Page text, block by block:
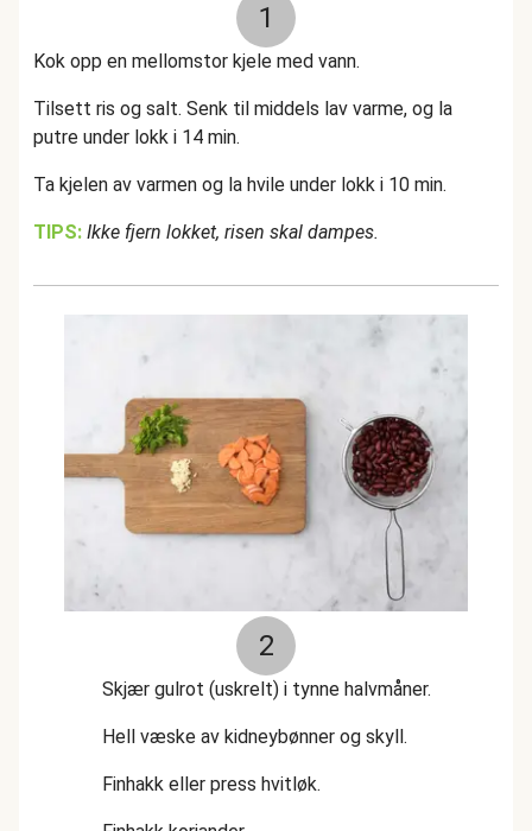
1
Kok opp en mellomstor kjele med vann.
Tilsett ris og salt. Senk til middels lav varme, og la
putre under lokk i 14 min.
Ta kjelen av varmen og la hvile under lokk i 10 min.
TIPS: Ikke fjern lokket, risen skal dampes.
2
Skjær gulrot (uskrelt) i tynne halvmåner.
Hell væske av kidneybønner og skyll.
Finhakk eller press hvitløk.